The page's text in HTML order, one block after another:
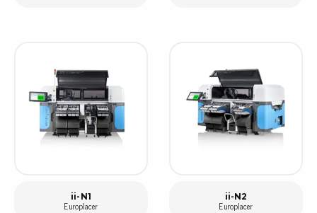
ii-N1
Europlacer
ii-N2
Europlacer